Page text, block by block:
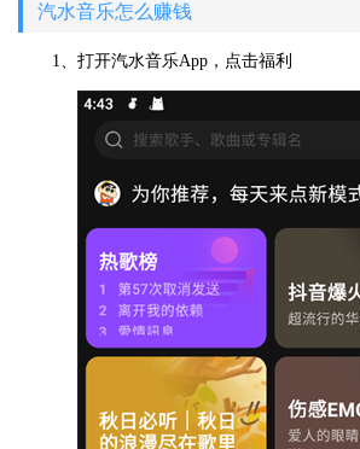
汽水音乐怎么赚钱
1、打开汽水音乐App，点击福利